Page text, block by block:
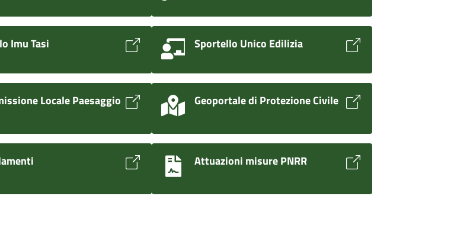
Imu Tasi Sportello Unico Edilizia
Locale Paesaggio Geoportale di Protezione Civile
Attuazioni misure PNRR